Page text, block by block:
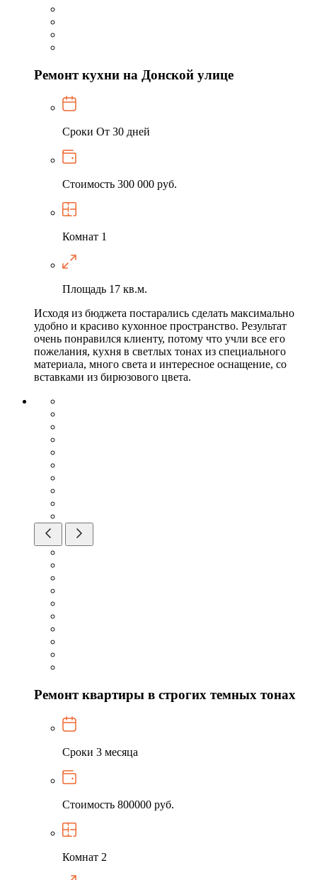
Ремонт кухни на Донской улице
Сроки От 30 дней
Стоимость 300 000 руб.
Комнат 1
Площадь 17 кв.м.
Исходя из бюджета постарались сделать максимально
удобно и красиво кухонное пространство. Результат
очень понравился клиенту, потому что учли все его
пожелания, кухня в светлых тонах из специального
материала, много света и интересное оснащение, со
вставками из бирюзового цвета.
Ремонт квартиры в строгих темных тонах
Сроки 3 месяца
Стоимость 800000 руб.
Комнат 2